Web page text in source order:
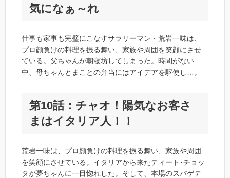
気になぁ～れ
仕事も家事も完璧にこなすサラリーマン・荒岩一味は、
プロ顔負けの料理を振る舞い、家族や周囲を笑顔にさせ
ている。父ちゃんが朝寝坊してしまった。時間がない
中、母ちゃんとまことの弁当にはアイデアを駆使し…。
第10話：チャオ！陽気なお客さ
まはイタリア人！！
荒岩一味は、プロ顔負けの料理を振る舞い、家族や周囲
を笑顔にさせている。イタリアから来たティート･チョッ
タが夢ちゃんに一目惚れした。そして、本場のスパゲテ